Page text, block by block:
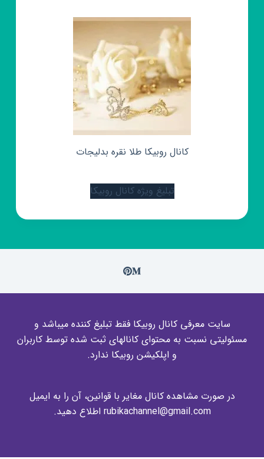
کانال روبیکا طلا نقره بدلیجات
تبلیغ ویژه کانال روبیکا
سایت معرفی کانال روبیکا فقط تبلیغ کننده میباشد و
مسئولیتی نسبت به محتوای کانالهای ثبت شده توسط کاربران
و اپلکیشن روبیکا ندارد.
در صورت مشاهده کانال مغایر با قوانین، آن را به ایمیل
rubikachannel@gmail.com اطلاع دهید.